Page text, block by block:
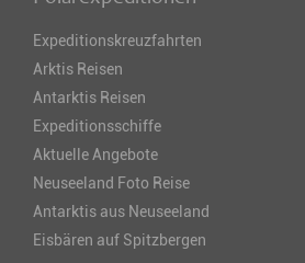
Expeditionskreuzfahrten
Arktis Reisen
Antarktis Reisen
Expeditionsschiffe
Aktuelle Angebote
Neuseeland Foto Reise
Antarktis aus Neuseeland
Eisbären auf Spitzbergen